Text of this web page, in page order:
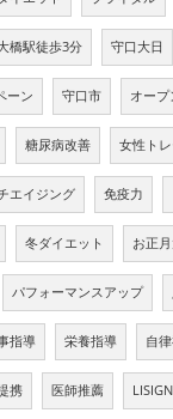
橋駅徒歩3分 守口大日
ーン 守口市 オープ
糖尿病改善 女性ト
エイジング 免疫力
冬ダイエット お正
パフォーマンスアップ
指導 栄養指導 自
携 医師推薦 LISIGN